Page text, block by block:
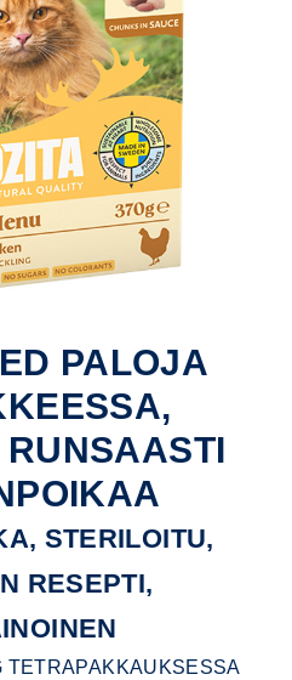
PALOJA
STERILOITU,
RESEPTI,
TETRAPAKKAUKSESSA